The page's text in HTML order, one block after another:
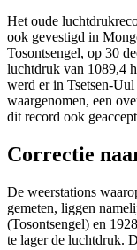
Het oude
ook gevestigd in
Tosontsengel, op 30
luchtdruk van 1089,4
werd er in Tsetsen-
waargenomen, een
dit record ook
Correctie
De weerstations
gemeten, liggen
(Tosontsengel) en
te lager de luchtdruk.